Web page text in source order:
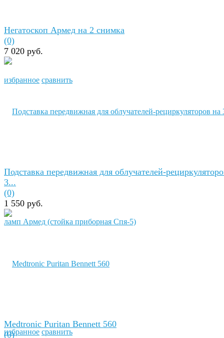
избранное сравнить
Негатоскоп Армед на 2 снимка
(0)
7 020 руб.
избранное сравнить
Подставка передвижная для облучателей-
3...
(0)
1 550 руб.
Medtronic Puritan Bennett 560
(0)